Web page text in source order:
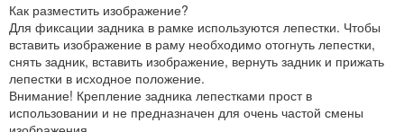
Как разместить изображение?
Для фиксации задника в рамке используются лепестки. Чтобы
вставить изображение в раму необходимо отогнуть лепестки,
снять задник, вставить изображение, вернуть задник и прижать
лепестки в исходное положение.
Внимание! Крепление задника лепестками прост в
использовании и не предназначен для очень частой смены